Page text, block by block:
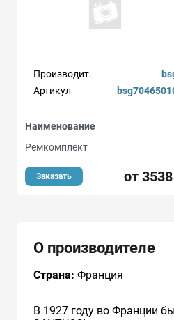
Производит.
Артикул
Наименование
Ремкомплект
Заказать от
О производителе
Страна: Франция
В 1927 году во Франции